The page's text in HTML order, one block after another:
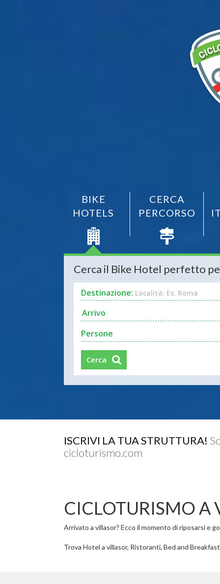
BIKE
HOTELS
CERCA
PERCORSO
Cerca il Bike Hotel perfetto
Destinazione: Località: Es. Roma
Persone
Cerca
ISCRIVI LA TUA STRUTTURA!
cicloturismo.com
CICLOTURISMO A
Arrivato a villasor? Ecco il momento di riposarsi e
Trova Hotel a villasor, Ristoranti, Bed and